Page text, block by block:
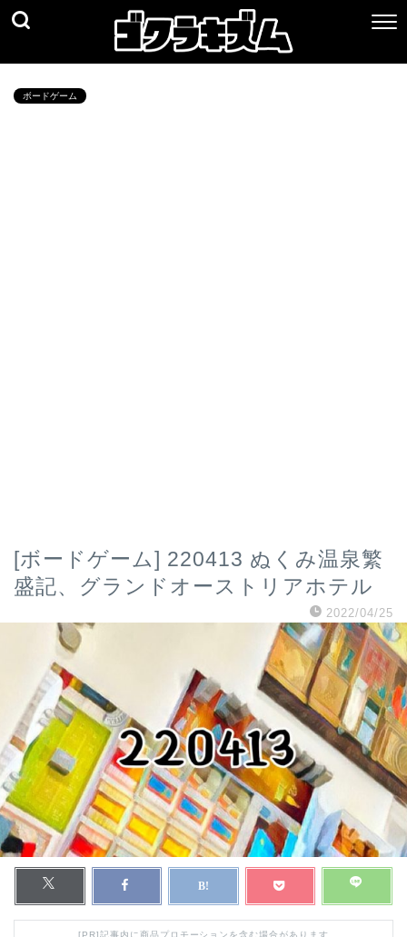
ボードゲーム
[ボードゲーム] 220413 ぬくみ温泉繁
盛記、グランドオーストリアホテル
2022/04/25
[PR]記事内に商品プロモーションを含む場合があります